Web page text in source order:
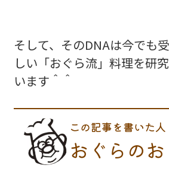
そして、そのDNAは今でも
しい「おぐら流」料理を研
います＾＾
この記事を書いた人
おぐらの